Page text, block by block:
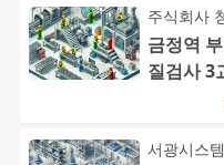
주식회사
금정역
질검사 3
와 높은
서광시스